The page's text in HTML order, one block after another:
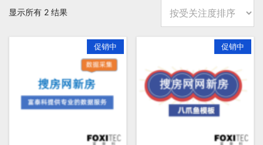
显示所有 2 结果按
评
促销中 促销中